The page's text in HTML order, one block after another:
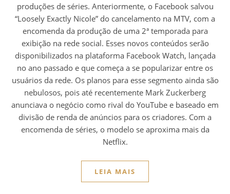
produções de séries. Anteriormente, o Facebook salvou
“Loosely Exactly Nicole” do cancelamento na MTV, com a
encomenda da produção de uma 2ª temporada para
exibição na rede social. Esses novos conteúdos serão
disponibilizados na plataforma Facebook Watch, lançada
no ano passado e que começa a se popularizar entre os
usuários da rede. Os planos para esse segmento ainda são
nebulosos, pois até recentemente Mark Zuckerberg
anunciava o negócio como rival do YouTube e baseado em
divisão de renda de anúncios para os criadores. Com a
encomenda de séries, o modelo se aproxima mais da
Netflix.
LEIA MAIS